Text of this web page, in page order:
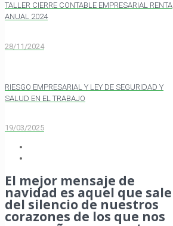
TALLER CIERRE CONTABLE EMPRESARIAL RENTA
ANUAL 2024
28/11/2024
RIESGO EMPRESARIAL Y LEY DE SEGURIDAD Y
SALUD EN EL TRABAJO
19/03/2025
El mejor mensaje de
navidad es aquel que sale
del silencio de nuestros
corazones de los que nos